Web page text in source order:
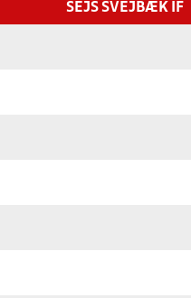
SEJS SVEJBÆK IF